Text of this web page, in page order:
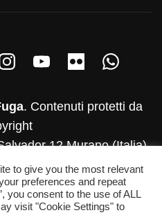
. Contenuti protetti da
12 Murano (Italia)
346-952-4500
to give you the most relevant
preferences and repeat
you consent to the use of ALL
visit "Cookie Settings" to